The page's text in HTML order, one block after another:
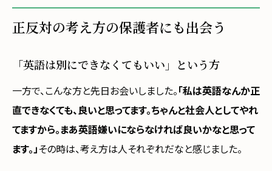
正反対の考え方の保護者にも出会う
「英語は別にできなくてもいい」という方
一方で、こんな方と先日お会いしました。 「私は英語なんか正
直できなくても、良いと思ってます。ちゃんと社会人としてやれ
てますから。まあ英語嫌いにならなければ良いかなと思って
ます。」その時は、考え方は人それぞれだなと感じました。